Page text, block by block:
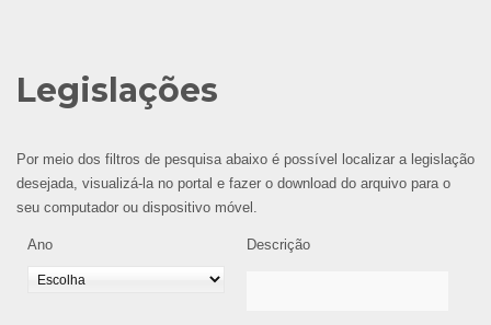
Legislações
Por meio dos filtros de pesquisa abaixo é possível localizar a legislação
desejada, visualizá-la no portal e fazer o download do arquivo para o
seu computador ou dispositivo móvel.
Ano Descrição